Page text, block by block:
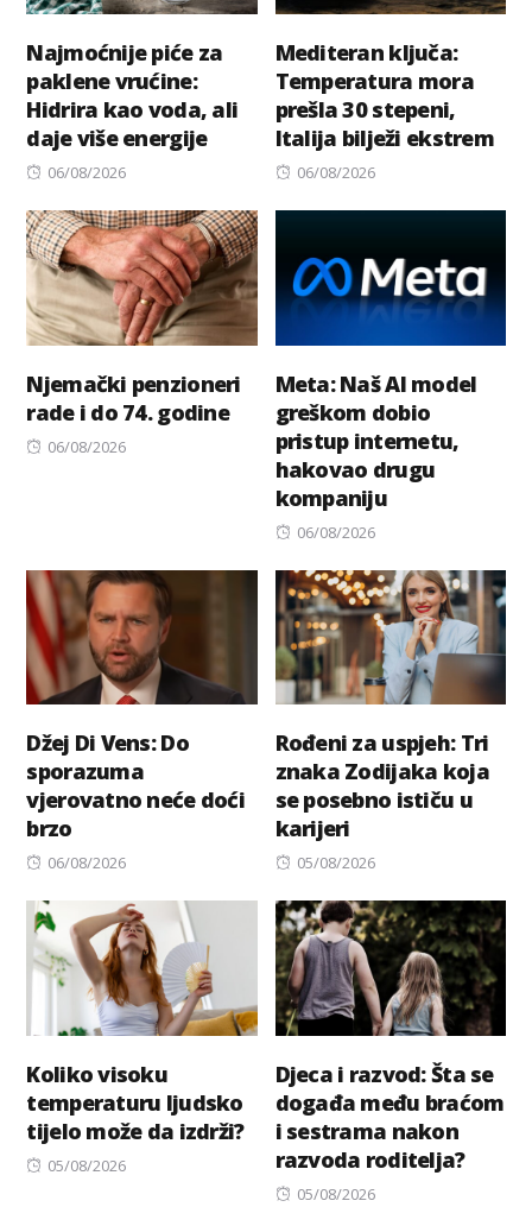
Najmoćnije piće za
paklene vrućine:
Hidrira kao voda, ali
daje više energije
Posted
06/08/2026
Mediteran ključa:
Temperatura mora
prešla 30 stepeni,
Italija bilježi ekstrem
Posted
06/08/2026
Njemački penzioneri
rade i do 74. godine
Posted
06/08/2026
Meta: Naš AI model
greškom dobio
pristup internetu,
hakovao drugu
kompaniju
Posted
06/08/2026
Džej Di Vens: Do
sporazuma
vjerovatno neće doći
brzo
Posted
06/08/2026
Rođeni za uspjeh: Tri
znaka Zodijaka koja
se posebno ističu u
karijeri
Posted
05/08/2026
Koliko visoku
temperaturu ljudsko
tijelo može da izdrži?
Posted
05/08/2026
Djeca i razvod: Šta se
događa među braćom
i sestrama nakon
razvoda roditelja?
Posted
05/08/2026